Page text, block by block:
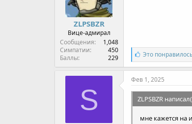
л
а
ZLPSBZR
Вице-адмирал
Сообщения
1,048
Симпатии
450
Баллы
229
С
и
м
п
т
и
и
:
Это
S
Фев 1, 2025
ZLPSBZR
мне кажется на